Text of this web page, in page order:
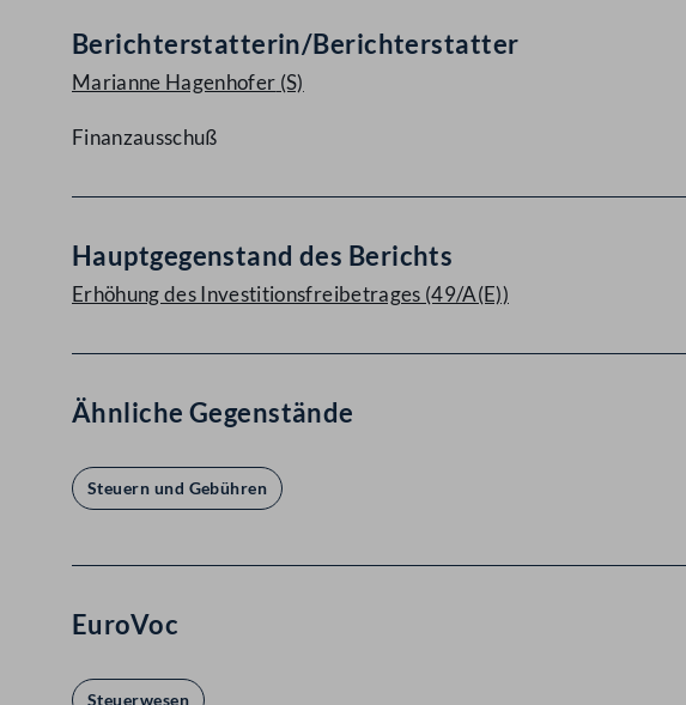
Berichterstatterin/Berichterstatter
Marianne Hagenhofer (S)
Finanzausschuß
Hauptgegenstand des Berichts
Erhöhung des Investitionsfreibetrages (49/A(E))
Ähnliche Gegenstände
Steuern und Gebühren
EuroVoc
Steuerwesen